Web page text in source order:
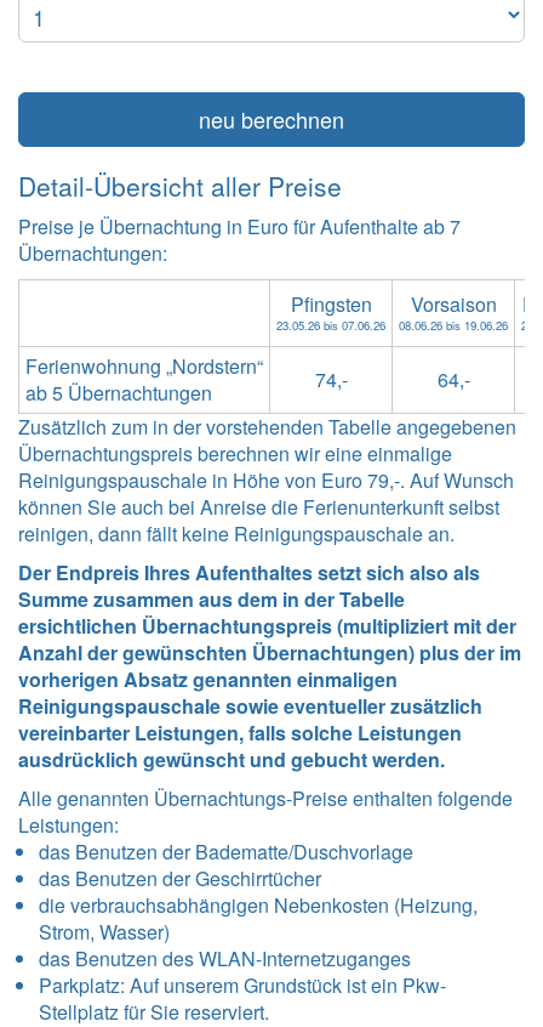
neu berechnen
Detail-Übersicht aller Preise
Preise je Übernachtung in Euro für Aufenthalte ab 7
Übernachtungen:
Ferienwohnung „Nordstern“
ab 5 Übernachtungen
Pfingsten
23.05.26 bis 07.06.26
Vorsaison
08.06.26 bis 19.06.26
74,-
64,-
Zusätzlich zum in der vorstehenden Tabelle angegebenen
Übernachtungspreis berechnen wir eine einmalige
Reinigungspauschale in Höhe von Euro 79,-. Auf Wunsch
können Sie auch bei Anreise die Ferienunterkunft selbst
reinigen, dann fällt keine Reinigungspauschale an.
Der Endpreis Ihres Aufenthaltes setzt sich also als
Summe zusammen aus dem in der Tabelle
ersichtlichen Übernachtungspreis (multipliziert mit der
Anzahl der gewünschten Übernachtungen) plus der im
vorherigen Absatz genannten einmaligen
Reinigungspauschale sowie eventueller zusätzlich
vereinbarter Leistungen, falls solche Leistungen
ausdrücklich gewünscht und gebucht werden.
Alle genannten Übernachtungs-Preise enthalten folgende
Leistungen:
das Benutzen der Badematte/Duschvorlage
das Benutzen der Geschirrtücher
die verbrauchsabhängigen Nebenkosten (Heizung,
Strom, Wasser)
das Benutzen des WLAN-Internetzuganges
Parkplatz: Auf unserem Grundstück ist ein Pkw-
Stellplatz für Sie reserviert.